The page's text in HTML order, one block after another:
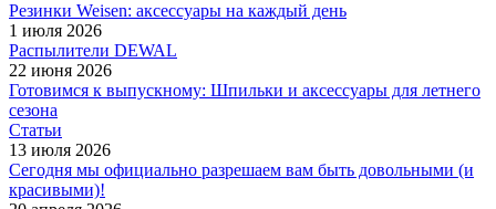
Резинки Weisen: аксессуары на каждый день
1 июля 2026
Распылители DEWAL
22 июня 2026
Готовимся к выпускному: Шпильки и аксессуары для летнего
сезона
Статьи
13 июля 2026
Сегодня мы официально разрешаем вам быть довольными (и
красивыми)!